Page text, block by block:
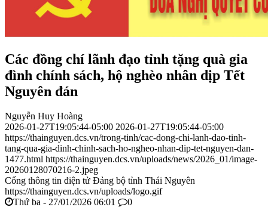
Các đồng chí lãnh đạo tỉnh tặng quà gia
đình chính sách, hộ nghèo nhân dịp Tết
Nguyên đán
Nguyễn Huy Hoàng
2026-01-27T19:05:44-05:00 2026-01-27T19:05:44-05:00
https://thainguyen.dcs.vn/trong-tinh/cac-dong-chi-lanh-dao-tinh-
tang-qua-gia-dinh-chinh-sach-ho-ngheo-nhan-dip-tet-nguyen-dan-
1477.html https://thainguyen.dcs.vn/uploads/news/2026_01/image-
20260128070216-2.jpeg
Cổng thông tin điện tử Đảng bộ tỉnh Thái Nguyên
https://thainguyen.dcs.vn/uploads/logo.gif
Thứ ba - 27/01/2026 06:01
0